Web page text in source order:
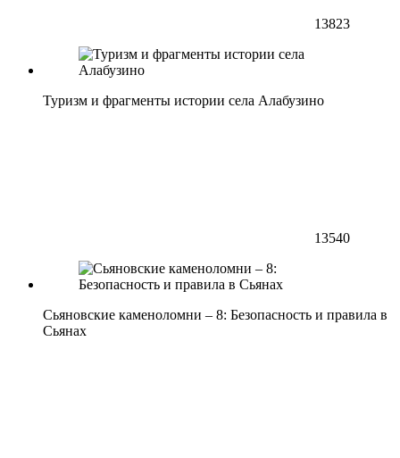
13823
Туризм и фрагменты истории села Алабузино
13540
Сьяновские каменоломни – 8: Безопасность и правила в
Сьянах